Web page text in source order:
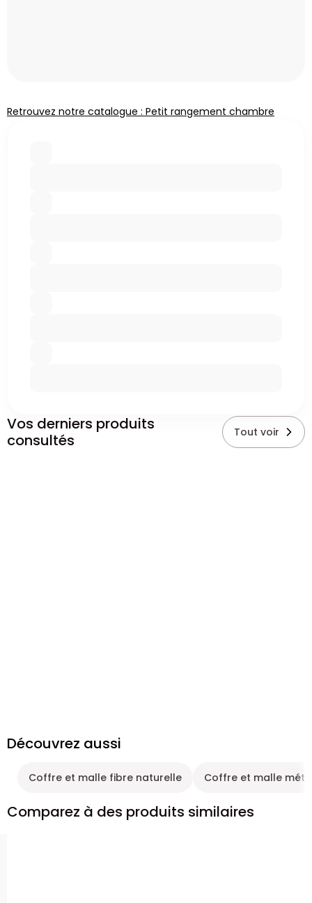
Retrouvez notre catalogue : Petit rangement chambre
Vos derniers produits
consultés
Tout voir
Découvrez aussi
Coffre et malle fibre naturelle Coffre et malle
Comparez à des produits similaires